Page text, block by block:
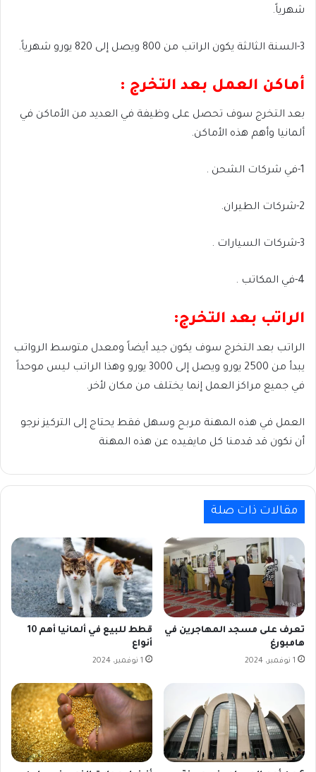
شهرياً.
3-السنة الثالثة يكون الراتب من 800 ويصل إلى 820 يورو شهرياً.
أماكن العمل بعد التخرج :
بعد التخرج سوف تحصل على وظيفة في العديد من الأماكن في
ألمانيا وأهم هذه الأماكن.
1-في شركات الشحن .
2-شركات الطيران.
3-شركات السيارات .
4-في المكاتب .
الراتب بعد التخرج:
الراتب بعد التخرج سوف يكون جيد أيضاً ومعدل متوسط الرواتب
يبدأ من 2500 يورو ويصل إلى 3000 يورو وهذا الراتب ليس موحداً
في جميع مراكز العمل إنما يختلف من مكان لأخر.
العمل في هذه المهنة مربح وسهل فقط يحتاج إلى التركيز نرجو
أن نكون قد قدمنا كل مايفيده عن هذه المهنة
مقالات ذات صلة
تعرف على مسجد المهاجرين في
هامبورغ
1 نوفمبر، 2024
قطط للبيع في ألمانيا أهم 10
أنواع
1 نوفمبر، 2024